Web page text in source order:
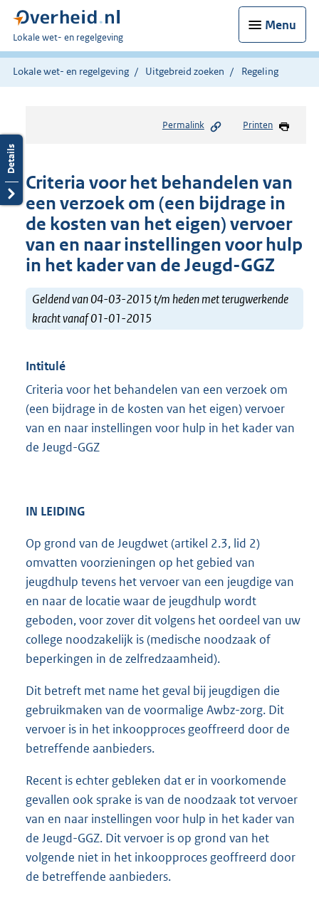
Menu
U
bent
hier:
Lokale wet- en regelgeving
Lokale wet- en regelgeving Uitgebreid zoeken Regeling
Permalink Printen
Criteria voor het behandelen van
een verzoek om (een bijdrage in
de kosten van het eigen) vervoer
van en naar instellingen voor hulp
in het kader van de Jeugd-GGZ
Geldend van 04-03-2015 t/m heden met terugwerkende
kracht vanaf 01-01-2015
Intitulé
Criteria voor het behandelen van een verzoek om
(een bijdrage in de kosten van het eigen) vervoer
van en naar instellingen voor hulp in het kader van
de Jeugd-GGZ
IN LEIDING
Op grond van de Jeugdwet (artikel 2.3, lid 2)
omvatten voorzieningen op het gebied van
jeugdhulp tevens het vervoer van een jeugdige van
en naar de locatie waar de jeugdhulp wordt
geboden, voor zover dit volgens het oordeel van uw
college noodzakelijk is (medische noodzaak of
beperkingen in de zelfredzaamheid).
Dit betreft met name het geval bij jeugdigen die
gebruikmaken van de voormalige Awbz-zorg. Dit
vervoer is in het inkoopproces geoffreerd door de
betreffende aanbieders.
Recent is echter gebleken dat er in voorkomende
gevallen ook sprake is van de noodzaak tot vervoer
van en naar instellingen voor hulp in het kader van
de Jeugd-GGZ. Dit vervoer is op grond van het
volgende niet in het inkoopproces geoffreerd door
de betreffende aanbieders.